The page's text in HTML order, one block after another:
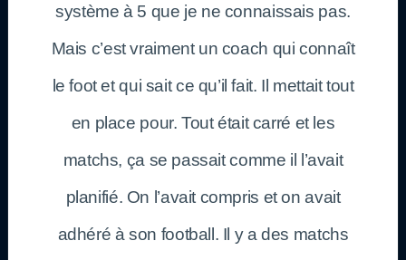
système à 5 que je ne connaissais pas.
Mais c’est vraiment un coach qui connaît
le foot et qui sait ce qu’il fait. Il mettait tout
en place pour. Tout était carré et les
matchs, ça se passait comme il l’avait
planifié. On l’avait compris et on avait
adhéré à son football. Il y a des matchs